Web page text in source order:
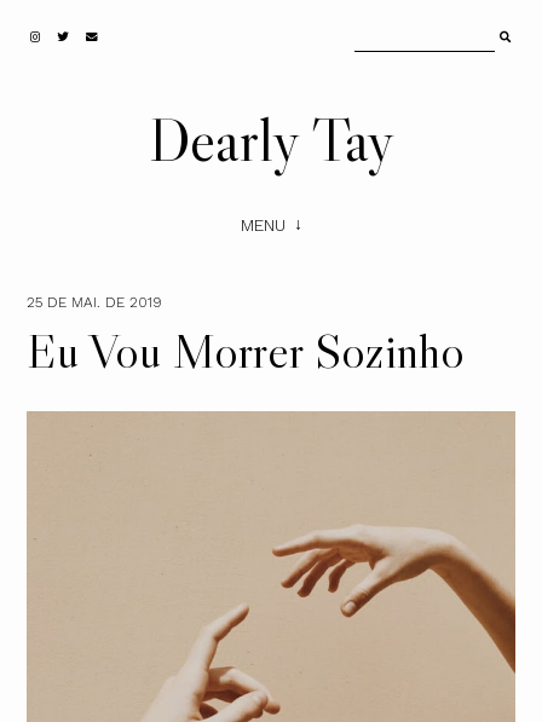
Dearly Tay
MENU
25 DE MAI. DE 2019
Eu Vou Morrer Sozinho